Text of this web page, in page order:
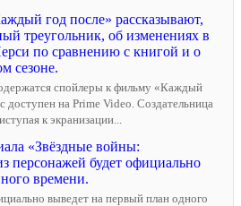
год после» рассказывают,
треугольник, об изменениях в
по сравнению с книгой и о
сезоне.
спойлеры к фильму «Каждый
доступен на Prime Video. Создательница
к экранизации...
«Звёздные войны:
персонажей будет официально
времени.
выведет на первый план одного